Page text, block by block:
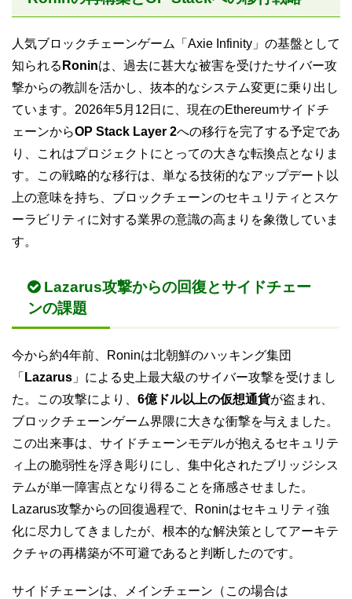
人気ブロックチェーンゲーム「Axie Infinity」の基盤として
知られる Roninは、過去に甚大な被害を受けたサイバー攻
撃からの教訓を活かし、抜本的なシステム変更に乗り出し
ています。2026年5月12日に、現在のEthereumサイドチ
ェーンからOP Stack Layer 2への移行を完了する予定であ
り、これはプロジェクトにとっての大きな転換点となりま
す。この戦略的な移行は、単なる技術的なアップデート以
上の意味を持ち、ブロックチェーンのセキュリティとスケ
ーラビリティに対する業界の意識の高まりを象徴していま
す。
Lazarus攻撃からの回復とサイドチェー
ンの課題
今から約4年前、Roninは北朝鮮のハッキング集団
「 Lazarus 」による史上最大級のサイバー攻撃を受けまし
た。この攻撃により、 6億ドル以上の仮想通貨が盗まれ、
ブロックチェーンゲーム界隈に大きな衝撃を与えました。
この出来事は、サイドチェーンモデルが抱えるセキュリテ
ィ上の脆弱性を浮き彫りにし、集中化されたブリッジシス
テムが単一障害点となり得ることを痛感させました。
Lazarus攻撃からの回復過程で、Roninはセキュリティ強
化に尽力してきましたが、根本的な解決策としてアーキテ
クチャの再構築が不可避であると判断したのです。
サイドチェーンは、メインチェーン（この場合は